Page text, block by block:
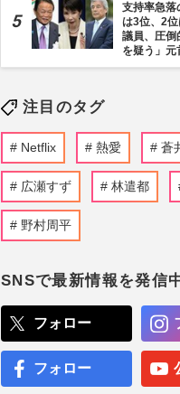
支持率急落
は3位、2
議員、圧倒
を疑う」元
注目のタグ
Netflix 熱愛 蒼
広瀬すず 林遣都
野村周平
SNSで最新情報を発信
フォロー
フォロー